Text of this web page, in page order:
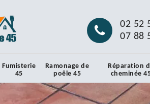
02 52
07 88
Fumisterie
45
Ramonage de
poêle 45
Réparation
cheminée